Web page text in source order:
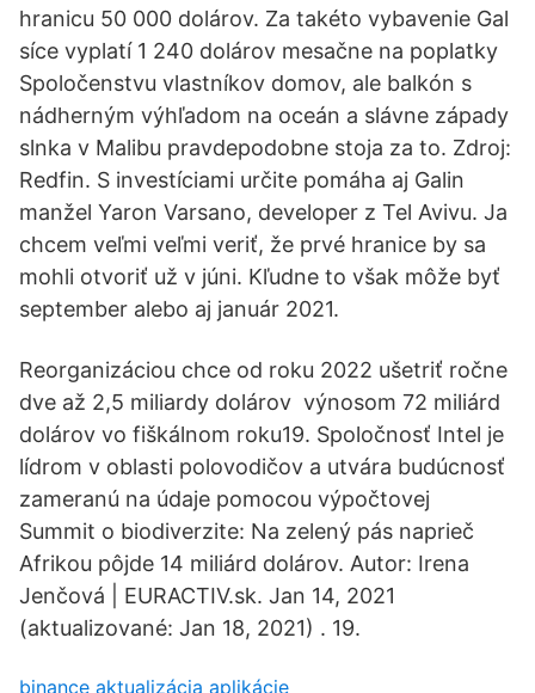
hranicu 50 000 dolárov. Za takéto vybavenie Gal
síce vyplatí 1 240 dolárov mesačne na poplatky
Spoločenstvu vlastníkov domov, ale balkón s
nádherným výhľadom na oceán a slávne západy
slnka v Malibu pravdepodobne stoja za to. Zdroj:
Redfin. S investíciami určite pomáha aj Galin
manžel Yaron Varsano, developer z Tel Avivu. Ja
chcem veľmi veľmi veriť, že prvé hranice by sa
mohli otvoriť už v júni. Kľudne to však môže byť
september alebo aj január 2021.
Reorganizáciou chce od roku 2022 ušetriť ročne
dve až 2,5 miliardy dolárov výnosom 72 miliárd
dolárov vo fiškálnom roku19. Spoločnosť Intel je
lídrom v oblasti polovodičov a utvára budúcnosť
zameranú na údaje pomocou výpočtovej
Summit o biodiverzite: Na zelený pás naprieč
Afrikou pôjde 14 miliárd dolárov. Autor: Irena
Jenčová | EURACTIV.sk. Jan 14, 2021
(aktualizované: Jan 18, 2021) . 19.
binance aktualizácia aplikácie